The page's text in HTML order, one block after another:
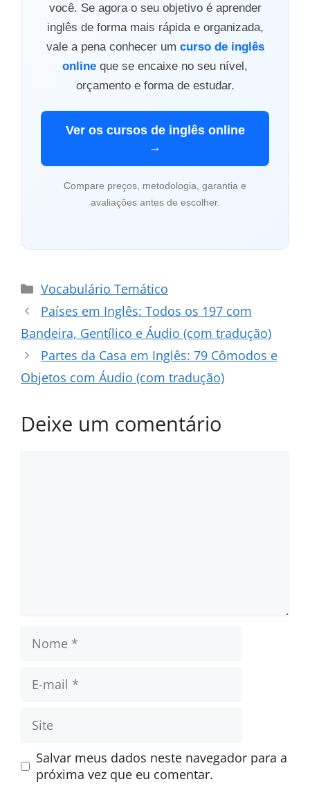
você. Se agora o seu objetivo é aprender
inglês de forma mais rápida e organizada,
vale a pena conhecer um curso de inglês
online que se encaixe no seu nível,
orçamento e forma de estudar.
Ver os cursos de inglês online
→
Compare preços, metodologia, garantia e
avaliações antes de escolher.
Categorias
Vocabulário Temático
Países em Inglês: Todos os 197 com
Bandeira, Gentílico e Áudio (com tradução)
Partes da Casa em Inglês: 79 Cômodos e
Objetos com Áudio (com tradução)
Deixe um comentário
mail
Site
Salvar meus dados neste navegador para a
próxima vez que eu comentar.